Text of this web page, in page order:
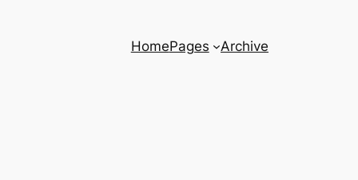
HomePages Archive